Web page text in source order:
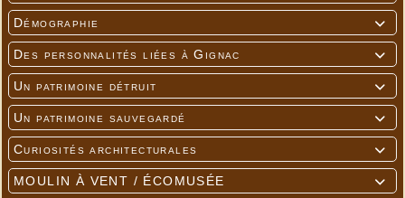

Démographie

Des personnalités liées à Gignac

Un patrimoine détruit

Un patrimoine sauvegardé

Curiosités architecturales

MOULIN À VENT / ÉCOMUSÉE